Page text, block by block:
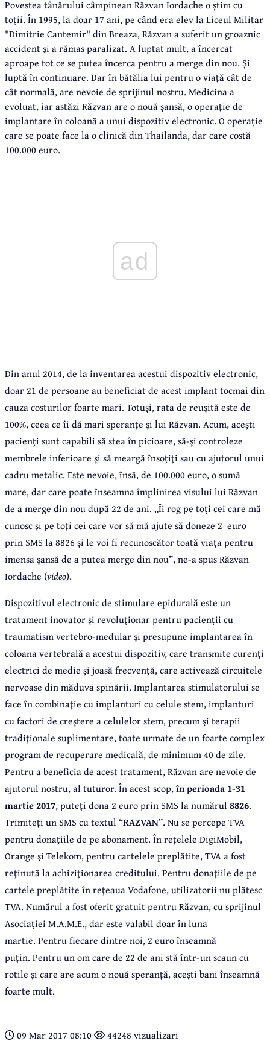
Povestea tânărului câmpinean Răzvan Iordache o știm cu
toții. În 1995, la doar 17 ani, pe când era elev la Liceul Militar
"Dimitrie Cantemir" din Breaza, Răzvan a suferit un groaznic
accident și a rămas paralizat. A luptat mult, a încercat
aproape tot ce se putea încerca pentru a merge din nou. Și
luptă în continuare. Dar în bătălia lui pentru o viață cât de
cât normală, are nevoie de sprijinul nostru. Medicina a
evoluat, iar astăzi Răzvan are o nouă șansă, o operație de
implantare în coloană a unui dispozitiv electronic. O operație
care se poate face la o clinică din Thailanda, dar care costă
100.000 euro.
ad
Din anul 2014, de la inventarea acestui dispozitiv electronic,
doar 21 de persoane au beneficiat de acest implant tocmai din
cauza costurilor foarte mari. Totuși, rata de reuşită este de
100%, ceea ce îi dă mari speranţe şi lui Răzvan. Acum, aceşti
pacienţi sunt capabili să stea în picioare, să-şi controleze
membrele inferioare şi să meargă însoţiţi sau cu ajutorul unui
cadru metalic. Este nevoie, însă, de 100.000 euro, o sumă
mare, dar care poate înseamna împlinirea visului lui Răzvan
de a merge din nou după 22 de ani. „Îi rog pe toţi cei care mă
cunosc şi pe toţi cei care vor să mă ajute să doneze 2 euro
prin SMS la 8826 şi le voi fi recunoscător toată viaţa pentru
imensa şansă de a putea merge din nou”, ne-a spus Răzvan
Iordache (video).
Dispozitivul electronic de stimulare epidurală este un
tratament inovator şi revoluţionar pentru pacienţii cu
traumatism vertebro-medular şi presupune implantarea în
coloana vertebrală a acestui dispozitiv, care transmite curenţi
electrici de medie şi joasă frecvenţă, care activează circuitele
nervoase din măduva spinării. Implantarea stimulatorului se
face în combinaţie cu implanturi cu celule stem, implanturi
cu factori de creştere a celulelor stem, precum şi terapii
tradiţionale suplimentare, toate urmate de un foarte complex
program de recuperare medicală, de minimum 40 de zile.
Pentru a beneficia de acest tratament, Răzvan are nevoie de
ajutorul nostru, al tuturor. În acest scop,în perioada 1-31
martie 2017, puteți dona 2 euro prin SMS la numărul 8826.
Trimiteți un SMS cu textul “RAZVAN”. Nu se percepe TVA
pentru donaţiile de pe abonament. În reţelele DigiMobil,
Orange şi Telekom, pentru cartelele preplătite, TVA a fost
reţinută la achiziţionarea creditului. Pentru donaţiile de pe
cartele preplătite în reţeaua Vodafone, utilizatorii nu plătesc
TVA. Numărul a fost oferit gratuit pentru Răzvan, cu sprijinul
Asociaţiei M.A.M.E., dar este valabil doar în luna
martie. Pentru fiecare dintre noi, 2 euro înseamnă
puțin. Pentru un om care de 22 de ani stă într-un scaun cu
rotile și care are acum o nouă speranță, acești bani înseamnă
foarte mult.
09 Mar 2017 08:10 44248 vizualizari